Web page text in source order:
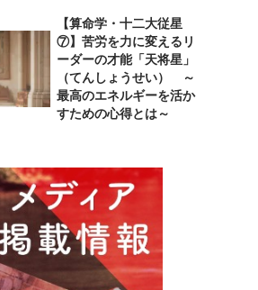
【算命学・十二大従星
⑦】苦労を力に変えるリ
ーダーの才能「天将星」
（てんしょうせい） ～
最高のエネルギーを活か
すための心得とは～